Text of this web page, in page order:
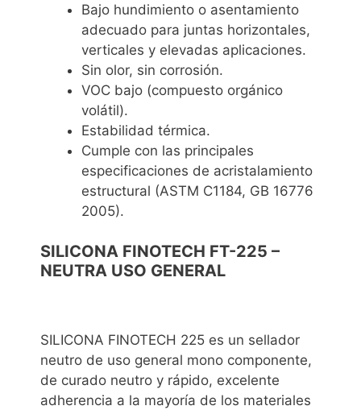
Bajo hundimiento o asentamiento
adecuado para juntas horizontales,
verticales y elevadas aplicaciones.
Sin olor, sin corrosión.
VOC bajo (compuesto orgánico
volátil).
Estabilidad térmica.
Cumple con las principales
especificaciones de acristalamiento
estructural (ASTM C1184, GB 16776
2005).
SILICONA FINOTECH FT-225 –
NEUTRA USO GENERAL
SILICONA FINOTECH 225 es un sellador
neutro de uso general mono componente,
de curado neutro y rápido, excelente
adherencia a la mayoría de los materiales